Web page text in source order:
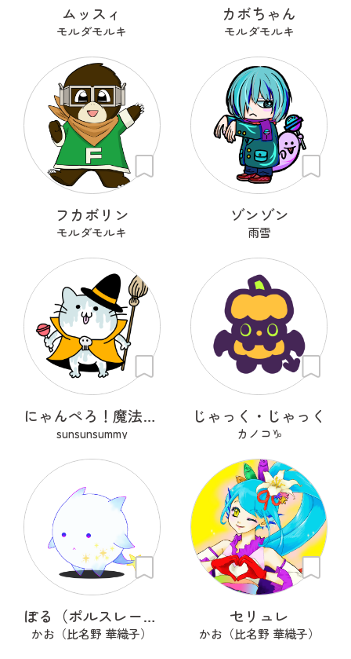
ムッスィ
モルダモルキ
カボちゃん
モルダモルキ
フカボリン
モルダモルキ
ゾンゾン
雨雪
にゃんぺろ！魔法使いっ
sunsunsummy
じゃっく・じゃっく
カノコ♑
ぽる（ポルスレーヌ）
かお（比名野 華織子）
セリュレ
かお（比名野 華織子）